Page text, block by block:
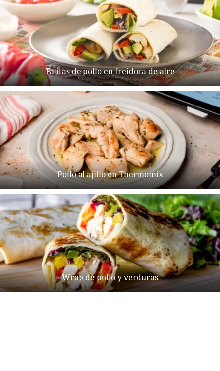
Fajitas de pollo en freidora de aire
Pollo al ajillo en Thermomix
Wrap de pollo y verduras